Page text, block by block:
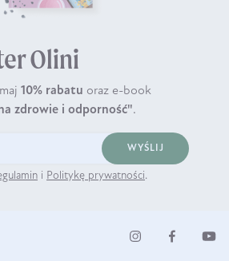
Olini
10% rabatu oraz e-book
zdrowie i odporność".
WYŚLIJ
i Politykę prywatności.